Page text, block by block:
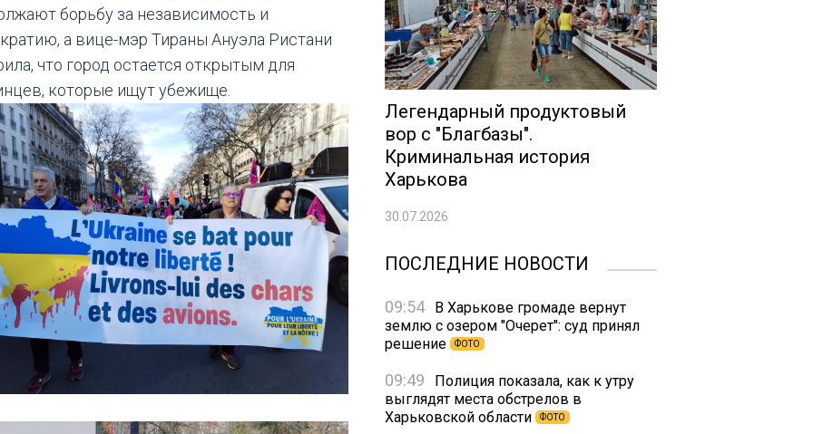
борьбу за независимость и
а вице-мэр Тираны Ануэла Ристани
что город остается открытым для
которые ищут убежище.
Легендарный продуктовый
вор с "Благбазы".
Криминальная история
Харькова
30.07.2026
ПОСЛЕДНИЕ НОВОСТИ
09:54
В Харькове громаде вернут
землю с озером "Очерет": суд принял
решение
ФОТО
09:49
Полиция показала, как к утру
выглядят места обстрелов в
Харьковской области
ФОТО